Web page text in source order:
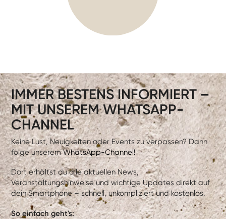
IMMER BESTENS INFORMIERT –
MIT UNSEREM WHATSAPP-
CHANNEL
Keine Lust, Neuigkeiten oder Events zu verpassen? Dann
folge unseremWhatsApp-Channel!
Dort erhältst du alle aktuellen News,
Veranstaltungshinweise und wichtige Updates direkt auf
dein Smartphone – schnell, unkompliziert und kostenlos.
So einfach geht's: